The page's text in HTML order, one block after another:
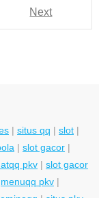
Next
| situs qq | slot |
| slot gacor |
pkv | slot gacor
menuqq pkv |